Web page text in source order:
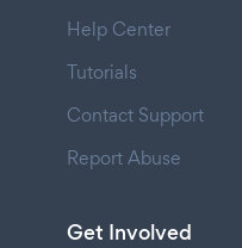
Help Center
Tutorials
Contact Support
Report Abuse
Get Involved